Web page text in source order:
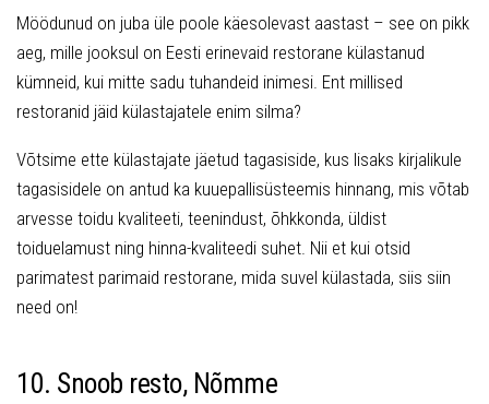
Möödunud on juba üle poole käesolevast aastast – see on pikk
aeg, mille jooksul on Eesti erinevaid restorane külastanud
kümneid, kui mitte sadu tuhandeid inimesi. Ent millised
restoranid jäid külastajatele enim silma?
Võtsime ette külastajate jäetud tagasiside, kus lisaks kirjalikule
tagasisidele on antud ka kuuepallisüsteemis hinnang, mis võtab
arvesse toidu kvaliteeti, teenindust, õhkkonda, üldist
toiduelamust ning hinna-kvaliteedi suhet. Nii et kui otsid
parimatest parimaid restorane, mida suvel külastada, siis siin
need on!
10. Snoob resto, Nõmme